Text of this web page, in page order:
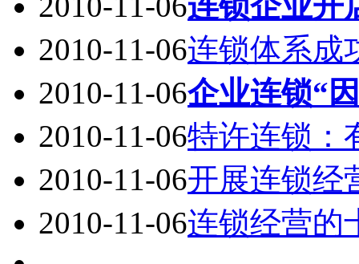
2010-11-06连锁体系成
2010-11-06企业连锁“
2010-11-06特许连锁：
2010-11-06开展连锁经
2010-11-06连锁经营的